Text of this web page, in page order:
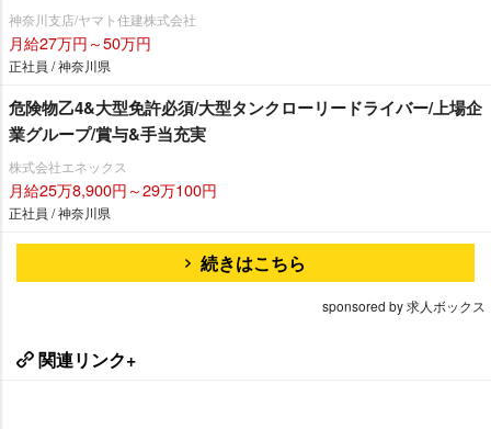
神奈川支店/ヤマト住建株式会社
月給27万円～50万円
正社員 / 神奈川県
危険物乙4&大型免許必須/大型タンクローリードライバー/上場企
業グループ/賞与&手当充実
株式会社エネックス
月給25万8,900円～29万100円
正社員 / 神奈川県
続きはこちら
sponsored by 求人ボックス
関連リンク+